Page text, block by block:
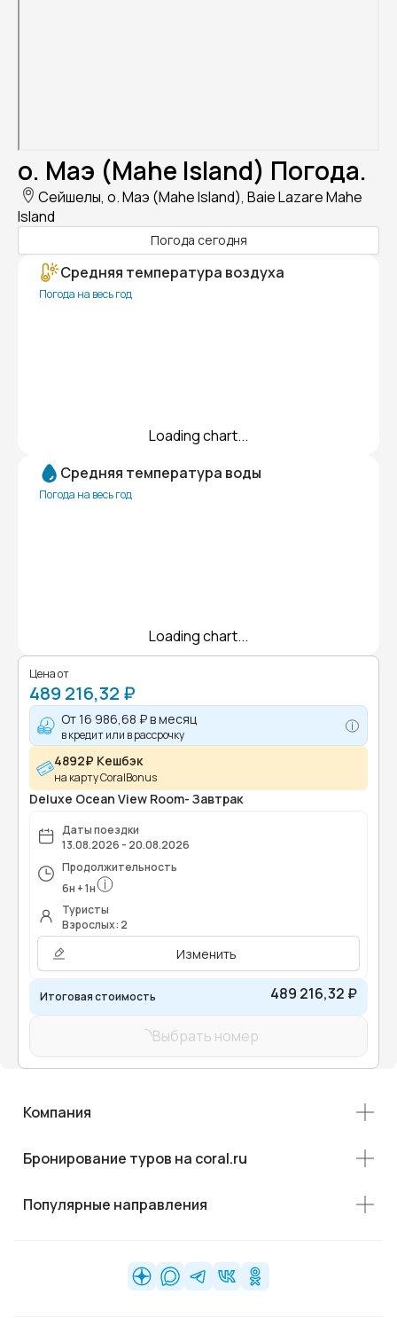
о. Маэ (Mahe Island) Погода.
Сейшелы, о. Маэ (Mahe Island), Baie Lazare Mahe
Island
Погода сегодня
Средняя температура воздуха
Погода на весь год
Loading chart...
Средняя температура воды
Погода на весь год
Loading chart...
Цена от
489 216,32 ₽
От16 986,68 ₽в месяц
в кредит или в рассрочку
4892₽ Кешбэк
на карту CoralBonus
Deluxe Ocean View Room- Завтрак
Даты поездки
13.08.2026 - 20.08.2026
Продолжительность
6н +1н
Туристы
Взрослых: 2
Изменить
Итоговая стоимость 489 216,32 ₽
Выбрать номер
Компания
Бронирование туров на coral.ru
Популярные направления